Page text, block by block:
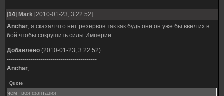
[14] Mark [2010-01-23, 3:22:52]
Anchar, я сказал что нет резервов так как будь они он уже бы ввел их в
бой чтобы сокрушить силы Империи
Добавлено (2010-01-23, 3:22:52)
---------------------------------------------
Anchar,
Quote
чем твоя фантазия.